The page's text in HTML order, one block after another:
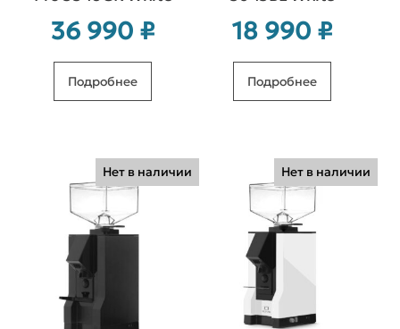
36 990 ₽
Подробнее
18 990 ₽
Подробнее
Нет в наличии Нет в наличии